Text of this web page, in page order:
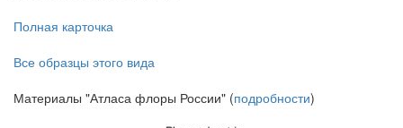
Полная карточка
Все образцы этого вида
Материалы "Атласа флоры России" (подробности)